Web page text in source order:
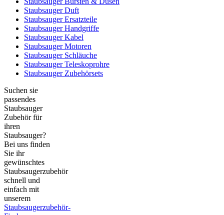
Staubsauger Duft
Staubsauger Ersatzteile
Staubsauger Handgriffe
Staubsauger Kabel
Staubsauger Motoren
Staubsauger Schläuche
Staubsauger Teleskoprohre
Staubsauger Zubehörsets
Suchen sie
passendes
Staubsauger
Zubehör für
ihren
Staubsauger?
Bei uns finden
Sie ihr
gewünschtes
Staubsaugerzubehör
schnell und
einfach mit
unserem
Staubsaugerzubehör-